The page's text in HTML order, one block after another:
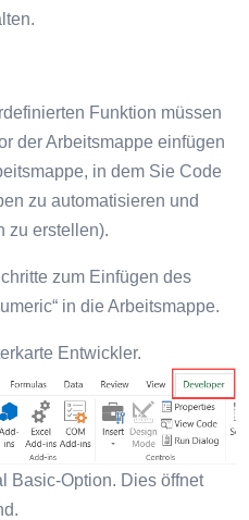
Funktion müssen
der Arbeitsmappe einfügen
in dem Sie Code
zu automatisieren und
zu erstellen).
zum Einfügen des
in die Arbeitsmappe.
Entwickler.
Basic-Option. Dies öffnet